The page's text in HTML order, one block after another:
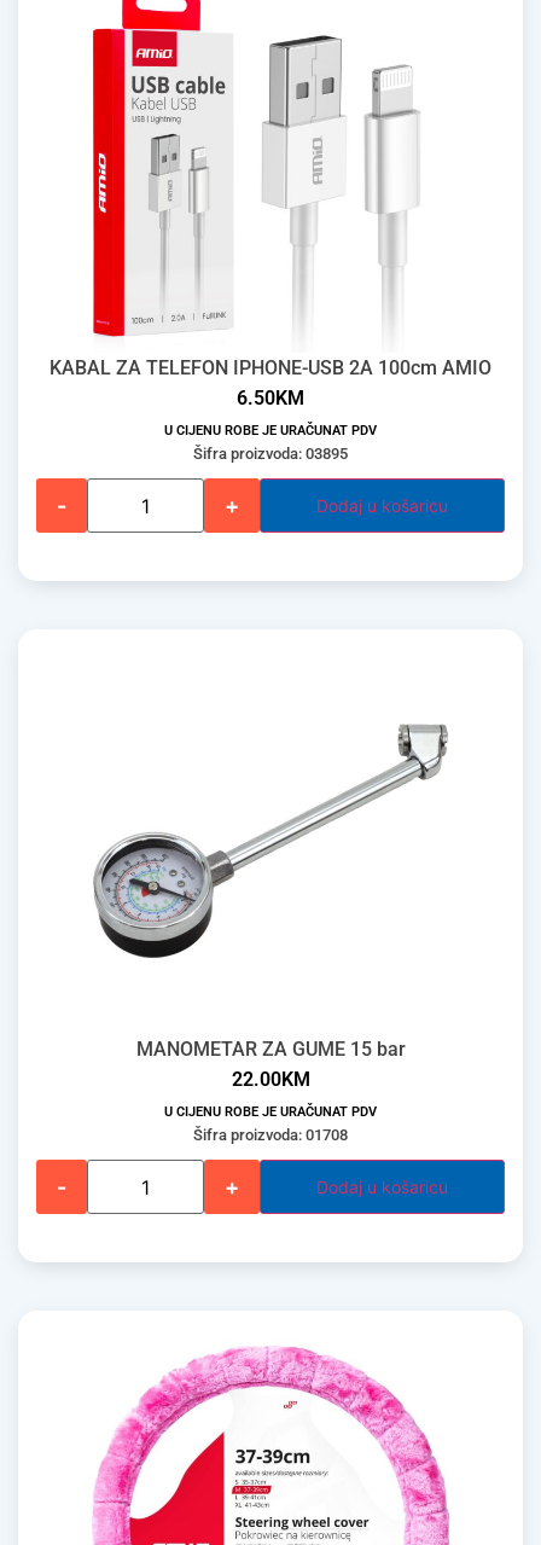
KABAL ZA TELEFON IPHONE-USB 2A 100cm AMIO
6.50KM
U CIJENU ROBE JE URAČUNAT PDV
Šifra proizvoda: 03895
- + Dodaj u košaricu
MANOMETAR ZA GUME 15 bar
22.00KM
U CIJENU ROBE JE URAČUNAT PDV
Šifra proizvoda: 01708
- + Dodaj u košaricu